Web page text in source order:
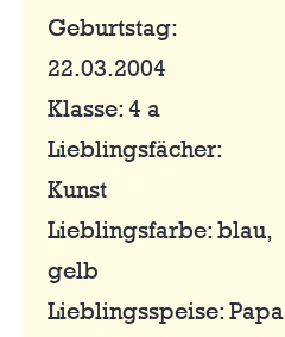
Geburtstag:
22.03.2004
Klasse: 4 a
Lieblingsfächer:
Kunst
Lieblingsfarbe: blau,
gelb
Lieblingsspeise: Papa